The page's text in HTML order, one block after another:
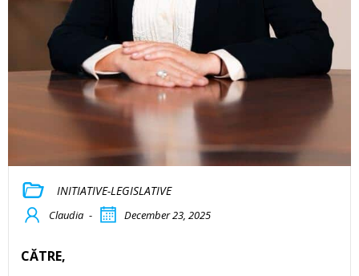
INITIATIVE-LEGISLATIVE
Claudia - December 23, 2025
CĂTRE,